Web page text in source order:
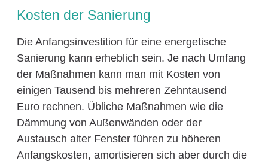
Kosten der Sanierung
Die Anfangsinvestition für eine energetische
Sanierung kann erheblich sein. Je nach Umfang
der Maßnahmen kann man mit Kosten von
einigen Tausend bis mehreren Zehntausend
Euro rechnen. Übliche Maßnahmen wie die
Dämmung von Außenwänden oder der
Austausch alter Fenster führen zu höheren
Anfangskosten, amortisieren sich aber durch die